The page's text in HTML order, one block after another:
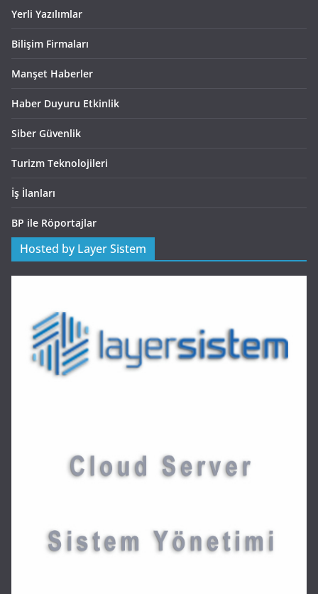
Yerli Yazılımlar
Bilişim Firmaları
Manşet Haberler
Haber Duyuru Etkinlik
Siber Güvenlik
Turizm Teknolojileri
İş İlanları
BP ile Röportajlar
Hosted by Layer Sistem